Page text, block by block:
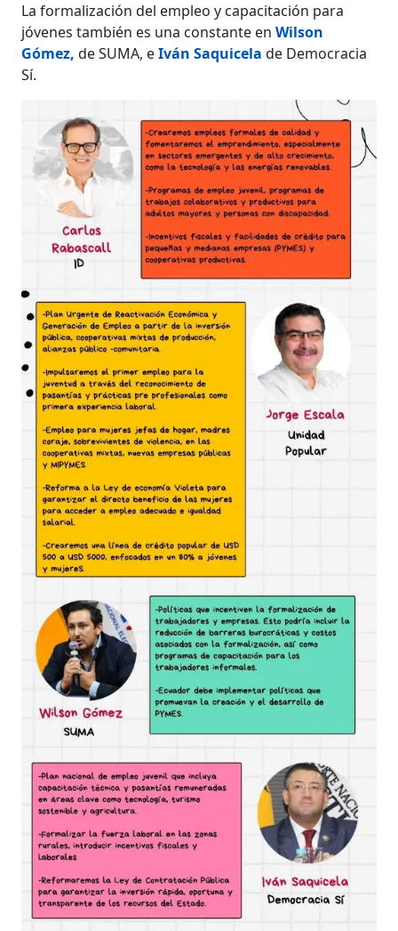
La formalización del empleo y capacitación para
jóvenes también es una constante enWilson
Gómez, de SUMA, eIván Saquicela de Democracia
Sí.